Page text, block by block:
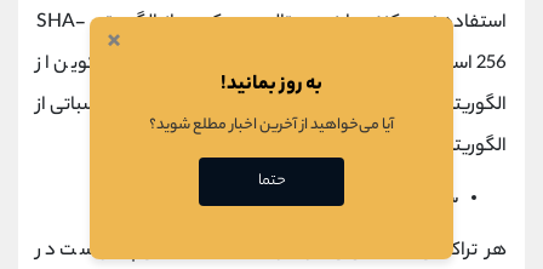
استفاده نمی کنند. ارز دیجیتال بیت کوین از الگوریتم SHA-
256 استفاده می کند در صورتی که ارز دیجیتال لایت کوین از
الگوریتم Skrypt.Skrypt استفاده می کند که از نظر محاسباتی از
الگوریتم بیت کوین بسیار فشرده تر است.
سرعت معامله
هر تراکنش لایت کوین در هر 2.5 دقیقه امکان پذیر است در
×
به روز بمانید!
آیا می‌خواهید از آخرین اخبار مطلع شوید؟
حتما